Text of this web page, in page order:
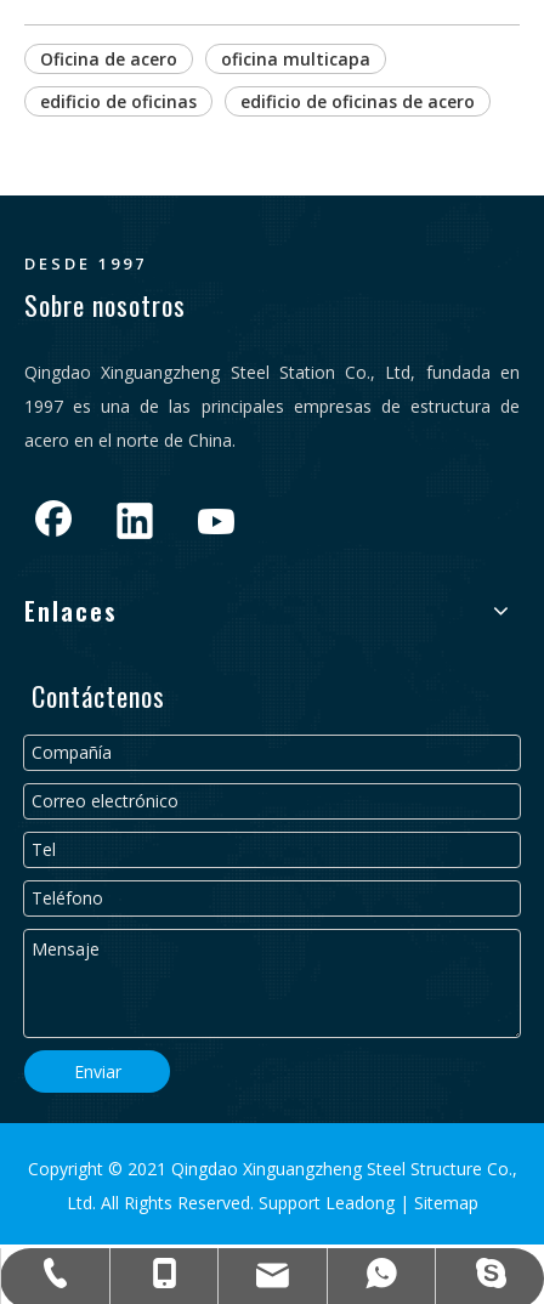
Oficina de acero
oficina multicapa
edificio de oficinas
edificio de oficinas de acero
DESDE 1997
Sobre nosotros
Qingdao Xinguangzheng Steel Station Co., Ltd, fundada en
1997 es una de las principales empresas de estructura de
acero en el norte de China.
+ 86-532-83306766
+86 - 17806251018
qdxgz08@qdxgz.cn
+86 - 17806251018
Steel.Structure.xgz
Enlaces
Contáctenos
Enviar
Copyright © 2021 Qingdao Xinguangzheng Steel Structure Co.,
Ltd. All Rights Reserved. Support Leadong | Sitemap